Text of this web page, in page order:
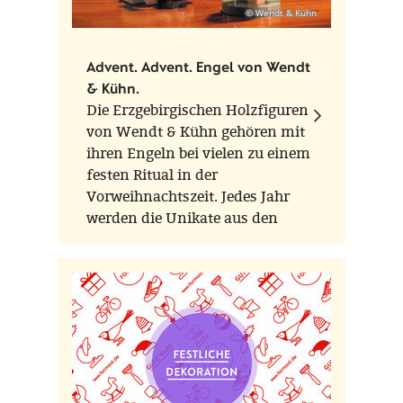
© Wendt & Kühn
Advent. Advent. Engel von Wendt
& Kühn.
Die Erzgebirgischen Holzfiguren
von Wendt & Kühn gehören mit
ihren Engeln bei vielen zu einem
festen Ritual in der
Vorweihnachtszeit. Jedes Jahr
werden die Unikate aus den
Schächtelchen genommen und
an einem hübschen Platz
dekoriert. Eine jede Holzfigur ist
in liebevoller Handarbeit mit
ruhiger Hand entstanden.